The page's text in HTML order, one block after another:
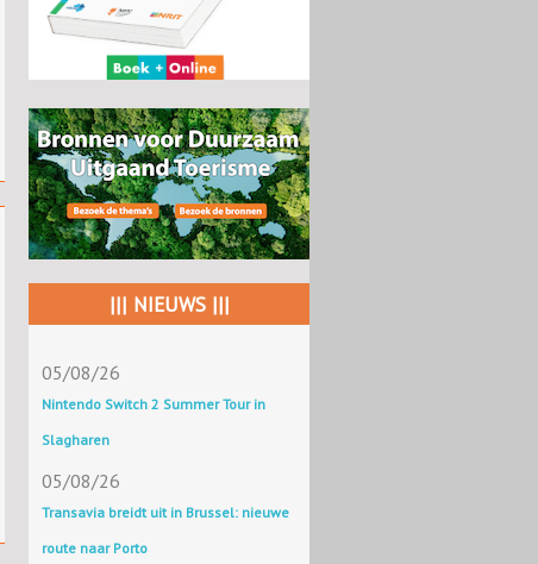
||| NIEUWS |||
05/08/26
Nintendo Switch 2 Summer Tour in
Slagharen
05/08/26
Transavia breidt uit in Brussel: nieuwe
route naar Porto